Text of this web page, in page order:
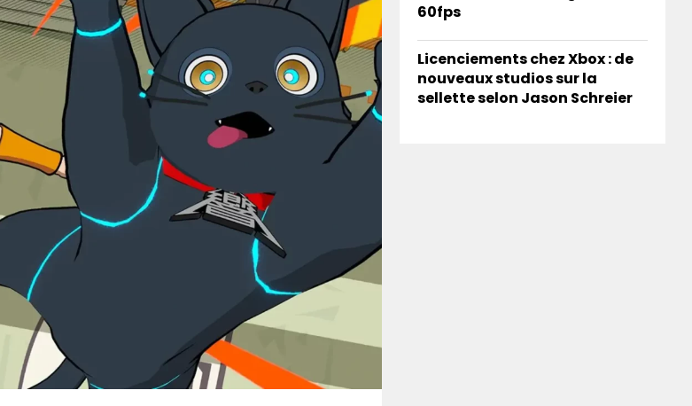
60fps
Licenciements chez Xbox : de
nouveaux studios sur la
sellette selon Jason Schreier